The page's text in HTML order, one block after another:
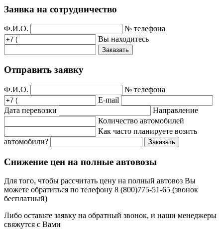
Заявка на сотрудничество
Ф.И.О.
№ телефона
Вы находитесь
Заказать
Отправить заявку
Ф.И.О.
№ телефона
E-mail
Дата перевозки
Направление
Количество автомобилей
Как часто планируете возить
автомобили?
Заказать
Снижение цен на полные автовозы
Для того, чтобы рассчитать цену на полный автовоз Вы
можете обратиться по телефону 8 (800)775-51-65 (звонок
бесплатный)
Либо оставьте заявку на обратный звонок, и наши менеджеры
свяжутся с Вами